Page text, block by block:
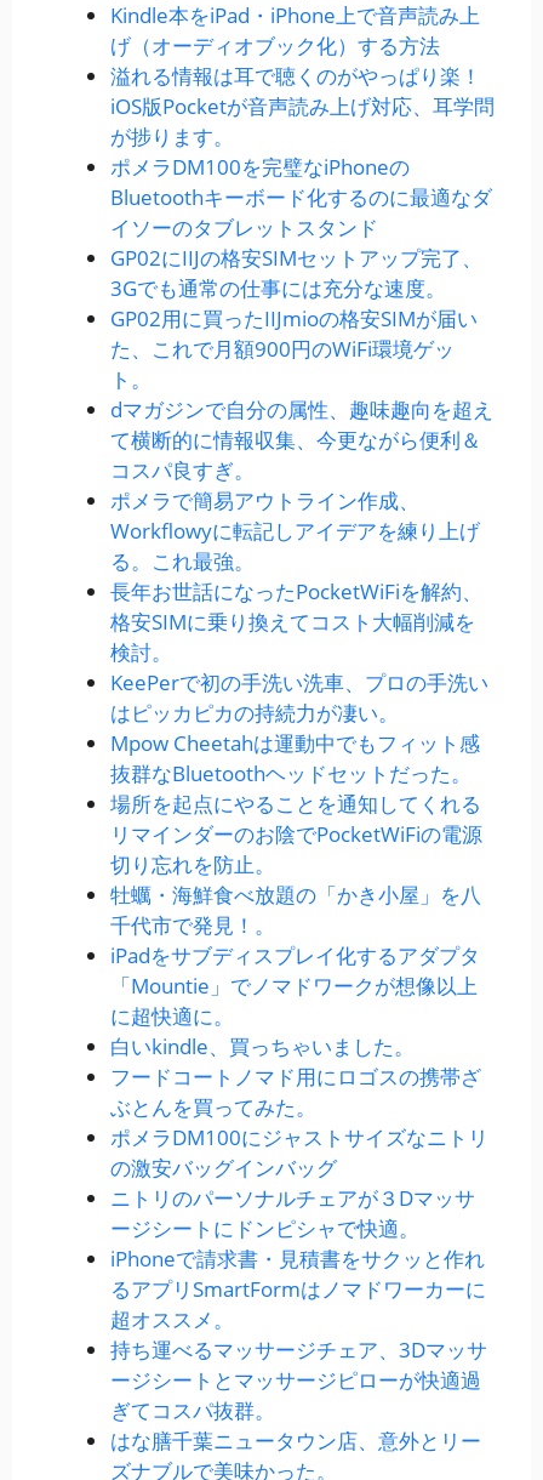
Kindle本をiPad・iPhone上で音声読み上
げ（オーディオブック化）する方法
溢れる情報は耳で聴くのがやっぱり楽！
iOS版Pocketが音声読み上げ対応、耳学問
が捗ります。
ポメラDM100を完璧なiPhoneの
Bluetoothキーボード化するのに最適なダ
イソーのタブレットスタンド
GP02にIIJの格安SIMセットアップ完了、
3Gでも通常の仕事には充分な速度。
GP02用に買ったIIJmioの格安SIMが届い
た、これで月額900円のWiFi環境ゲッ
ト。
dマガジンで自分の属性、趣味趣向を超え
て横断的に情報収集、今更ながら便利＆
コスパ良すぎ。
ポメラで簡易アウトライン作成、
Workflowyに転記しアイデアを練り上げ
る。これ最強。
長年お世話になったPocketWiFiを解約、
格安SIMに乗り換えてコスト大幅削減を
検討。
KeePerで初の手洗い洗車、プロの手洗い
はピッカピカの持続力が凄い。
Mpow Cheetahは運動中でもフィット感
抜群なBluetoothヘッドセットだった。
場所を起点にやることを通知してくれる
リマインダーのお陰でPocketWiFiの電源
切り忘れを防止。
牡蠣・海鮮食べ放題の「かき小屋」を八
千代市で発見！。
iPadをサブディスプレイ化するアダプタ
「Mountie」でノマドワークが想像以上
に超快適に。
白いkindle、買っちゃいました。
フードコートノマド用にロゴスの携帯ざ
ぶとんを買ってみた。
ポメラDM100にジャストサイズなニトリ
の激安バッグインバッグ
ニトリのパーソナルチェアが３Dマッサ
ージシートにドンピシャで快適。
iPhoneで請求書・見積書をサクッと作れ
るアプリSmartFormはノマドワーカーに
超オススメ。
持ち運べるマッサージチェア、3Dマッサ
ージシートとマッサージピローが快適過
ぎてコスパ抜群。
はな膳千葉ニュータウン店、意外とリー
ズナブルで美味かった。